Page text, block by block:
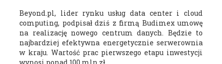
Beyond.pl, lider rynku usług data center i cloud
computing, podpisał dziś z firmą Budimex umowę
na realizację nowego centrum danych. Będzie to
najbardziej efektywna energetycznie serwerownia
w kraju. Wartość prac pierwszego etapu inwestycji
wynosi ponad 100 mln zł.